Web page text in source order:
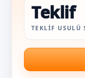
Teklif
TEKLIF USULÜ